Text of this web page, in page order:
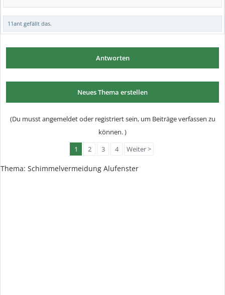
11ant gefällt das.
Antworten
Neues Thema erstellen
(Du musst angemeldet oder registriert sein, um Beiträge verfassen zu
können. )
1
2 3 4 Weiter >
Thema: Schimmelvermeidung Alufenster